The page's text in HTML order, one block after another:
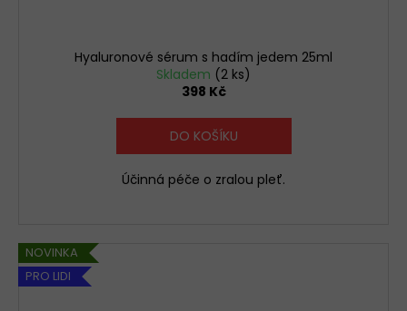
Hyaluronové sérum s hadím jedem 25ml
Skladem (2 ks)
398 Kč
DO KOŠÍKU
Účinná péče o zralou pleť.
NOVINKA
PRO LIDI